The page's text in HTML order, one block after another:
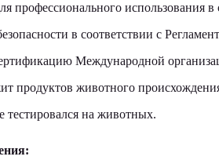
профессионального использования в
в соответствии с
Международной
продуктов животного
тестировался на животных.